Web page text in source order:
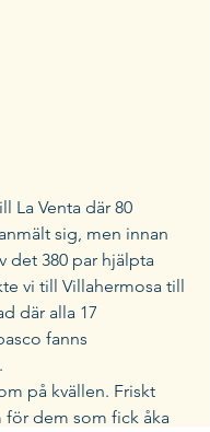
La Venta där 80
sig, men innan
det 380 par hjälpta
vi till Villahermosa till
där alla 17
fanns
på kvällen. Friskt
dem som fick åka